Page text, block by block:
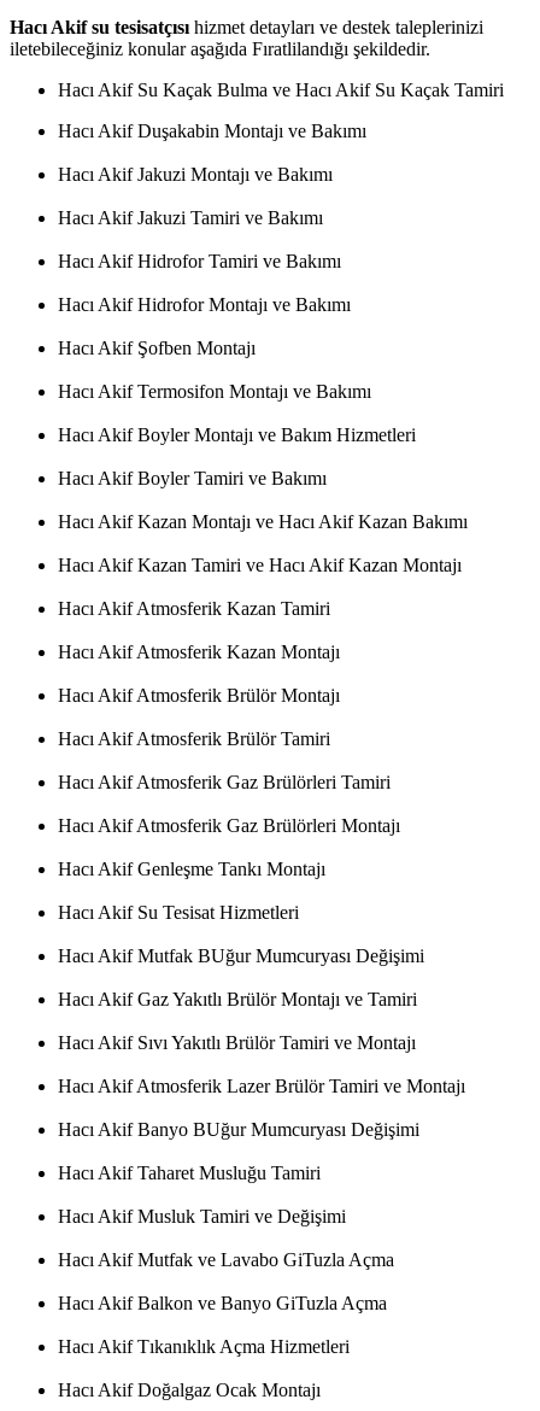
Hacı Akif su tesisatçısı hizmet detayları ve destek taleplerinizi
iletebileceğiniz konular aşağıda Fıratlilandığı şekildedir.
Hacı Akif Su Kaçak Bulma ve Hacı Akif Su Kaçak Tamiri
Hacı Akif Duşakabin Montajı ve Bakımı
Hacı Akif Jakuzi Montajı ve Bakımı
Hacı Akif Jakuzi Tamiri ve Bakımı
Hacı Akif Hidrofor Tamiri ve Bakımı
Hacı Akif Hidrofor Montajı ve Bakımı
Hacı Akif Şofben Montajı
Hacı Akif Termosifon Montajı ve Bakımı
Hacı Akif Boyler Montajı ve Bakım Hizmetleri
Hacı Akif Boyler Tamiri ve Bakımı
Hacı Akif Kazan Montajı ve Hacı Akif Kazan Bakımı
Hacı Akif Kazan Tamiri ve Hacı Akif Kazan Montajı
Hacı Akif Atmosferik Kazan Tamiri
Hacı Akif Atmosferik Kazan Montajı
Hacı Akif Atmosferik Brülör Montajı
Hacı Akif Atmosferik Brülör Tamiri
Hacı Akif Atmosferik Gaz Brülörleri Tamiri
Hacı Akif Atmosferik Gaz Brülörleri Montajı
Hacı Akif Genleşme Tankı Montajı
Hacı Akif Su Tesisat Hizmetleri
Hacı Akif Mutfak BUğur Mumcuryası Değişimi
Hacı Akif Gaz Yakıtlı Brülör Montajı ve Tamiri
Hacı Akif Sıvı Yakıtlı Brülör Tamiri ve Montajı
Hacı Akif Atmosferik Lazer Brülör Tamiri ve Montajı
Hacı Akif Banyo BUğur Mumcuryası Değişimi
Hacı Akif Taharet Musluğu Tamiri
Hacı Akif Musluk Tamiri ve Değişimi
Hacı Akif Mutfak ve Lavabo GiTuzla Açma
Hacı Akif Balkon ve Banyo GiTuzla Açma
Hacı Akif Tıkanıklık Açma Hizmetleri
Hacı Akif Doğalgaz Ocak Montajı